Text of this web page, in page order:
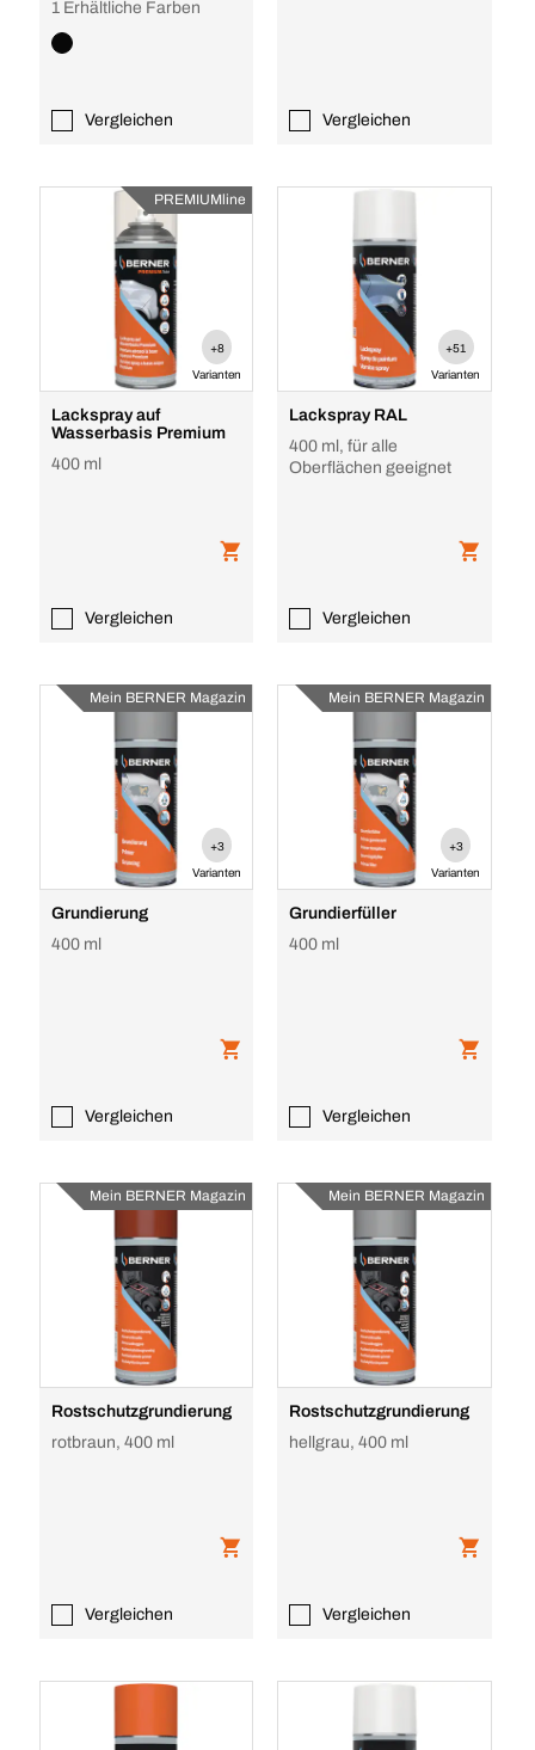
Vergleichen
1 Erhältliche Farben
Vergleichen
PREMIUMline
+8
Varianten
Lackspray auf
Wasserbasis Premium
400 ml
Vergleichen
+51
Varianten
Lackspray RAL
400 ml, für alle
Oberflächen geeignet
Vergleichen
Mein BERNER Magazin
+3
Varianten
Grundierung
400 ml
Vergleichen
Mein BERNER Magazin
+3
Varianten
Grundierfüller
400 ml
Vergleichen
Mein BERNER Magazin
Rostschutzgrundierung
rotbraun, 400 ml
Vergleichen
Mein BERNER Magazin
Rostschutzgrundierung
hellgrau, 400 ml
Vergleichen